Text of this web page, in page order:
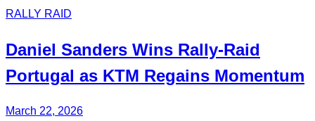
RALLY RAID
Daniel Sanders Wins Rally-Raid
Portugal as KTM Regains Momentum
March 22, 2026